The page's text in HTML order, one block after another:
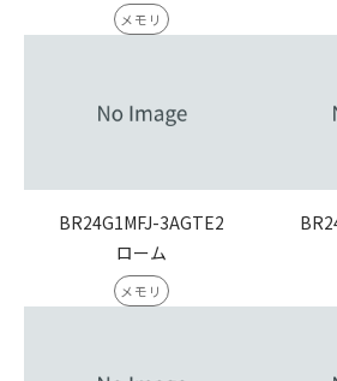
メモリ
BR24G1MFJ-3AGTE2
ローム
メモリ